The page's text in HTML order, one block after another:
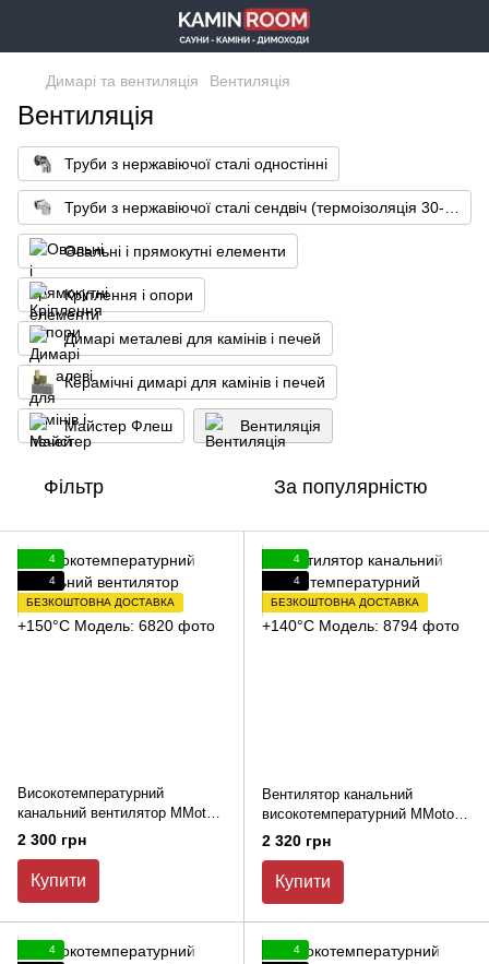
Димарі та вентиляція Вентиляція
Вентиляція
Труби з нержавіючої сталі одностінні
Овальні і прямокутні елементи
Кріплення і опори
Димарі металеві для камінів і печей
Керамічні димарі для камінів і печей
Майстер Флеш Вентиляція
Фільтр За популярністю
4
4
БЕЗКОШТОВНА ДОСТАВКА
Високотемпературний
канальний вентилятор MMotors
JSC VO 90 Т +150°С
2 300 грн
Купити
4
4
БЕЗКОШТОВНА ДОСТАВКА
Вентилятор канальний
високотемпературний MMotors
JSC VO 100Т +140°С
2 320 грн
Купити
4
4